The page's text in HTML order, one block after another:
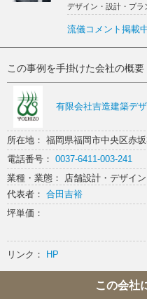
串料理を中心とした？
ふわふわーっとした業種であるが
味わいの記憶を鮮明に残してくれ
コース設定がメインだがアラカル
シャンパン、ワイン、日本酒と、
入手の難しいドリンク設定も見逃
と言っておこう。
古い蔵戸や建具。
41歳の家具製作屋が訳のわからな
京都伝統工芸士が表現する雨傘照
重飲食特有の『煙対策』を解消さ
タトゥーだらけの人物が持って
アガチスの無垢板天板。
10段書道家がロゴを起こし
77歳の特殊ドア加工を施す爺さん
照明設計屋は小姑の如く施工管
デザイン・設計・プラ
流儀コメント掲載
この事例を手掛けた会社の概要
有限会社吉造建築デ
所在地： 福岡県福岡市中央区赤
電話番号： 0037-6411-003-241
業種・業態： 店舗設計・デザイ
代表者： 合田吉裕
坪単価：
リンク： HP
この会社